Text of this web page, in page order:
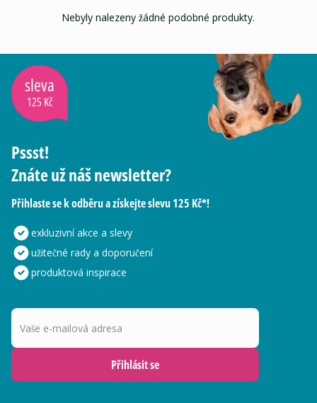
Nebyly nalezeny žádné podobné produkty.
sleva
125 Kč
Pssst!
Znáte už náš newsletter?
Přihlaste se k odběru a získejte slevu 125 Kč*!
exkluzivní akce a slevy
užitečné rady a doporučení
produktová inspirace
Vaše e-mailová adresa
Přihlásit se